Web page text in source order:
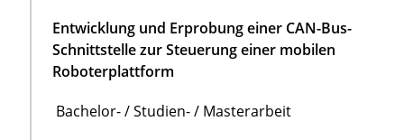
Entwicklung und Erprobung einer CAN-Bus-
Schnittstelle zur Steuerung einer mobilen
Roboterplattform
Bachelor- / Studien- / Masterarbeit